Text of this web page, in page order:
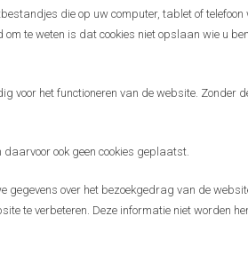
die op uw computer, tablet of
te weten is dat cookies niet opslaan wie u
voor het functioneren van de website. Zonder
ook geen cookies geplaatst.
over het bezoekgedrag van de
te verbeteren. Deze informatie niet worden